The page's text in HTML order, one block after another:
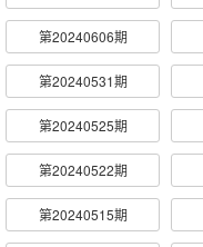
第20240606期
第20240531期
第20240525期
第20240522期
第20240515期